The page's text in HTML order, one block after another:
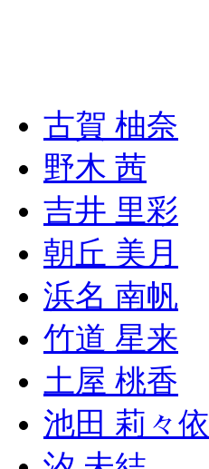
古賀 柚奈
野木 茜
吉井 里彩
朝丘 美月
浜名 南帆
竹道 星来
土屋 桃香
池田 莉々依